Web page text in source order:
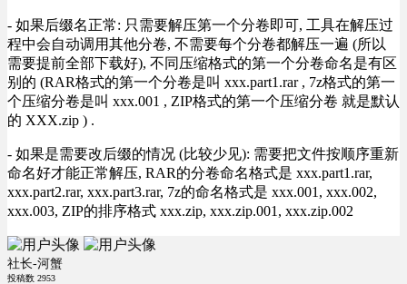
- 如果后缀名正常: 只需要解压第一个分卷即可, 工具在解压过
程中会自动调用其他分卷, 不需要每个分卷都解压一遍 (所以
需要提前全部下载好), 不同压缩格式的第一个分卷命名是有区
别的 (RAR格式的第一个分卷是叫 xxx.part1.rar , 7z格式的第一
个压缩分卷是叫 xxx.001 , ZIP格式的第一个压缩分卷 就是默认
的 XXX.zip ) .
- 如果是需要改后缀的情况 (比较少见): 需要把文件按顺序重新
命名好才能正常解压, RAR的分卷命名格式是 xxx.part1.rar,
xxx.part2.rar, xxx.part3.rar, 7z的命名格式是 xxx.001, xxx.002,
xxx.003, ZIP的排序格式 xxx.zip, xxx.zip.001, xxx.zip.002
社长-河蟹
投稿数 2953